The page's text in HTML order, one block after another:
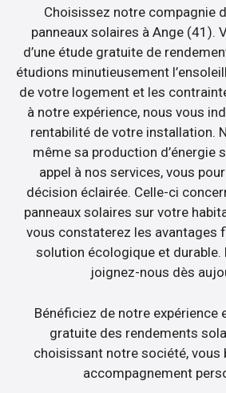
Choisissez notre compagnie
panneaux solaires à Ange (41).
d’une étude gratuite de
étudions minutieusement
de votre logement et les
à notre expérience, nous vous
rentabilité de votre installation.
même sa production d’énergie
appel à nos services, vous
décision éclairée. Celle-ci
panneaux solaires sur votre
vous constaterez les avantages
solution écologique et durable.
joignez-nous dès
Bénéficiez de notre expérience
gratuite des rendements
choisissant notre société, vous
accompagnement